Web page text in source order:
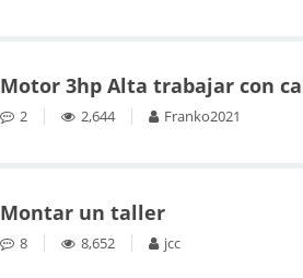
Motor 3hp Alta trabajar con
2 2,644 Franko2021
Montar un taller
8 8,652 jcc